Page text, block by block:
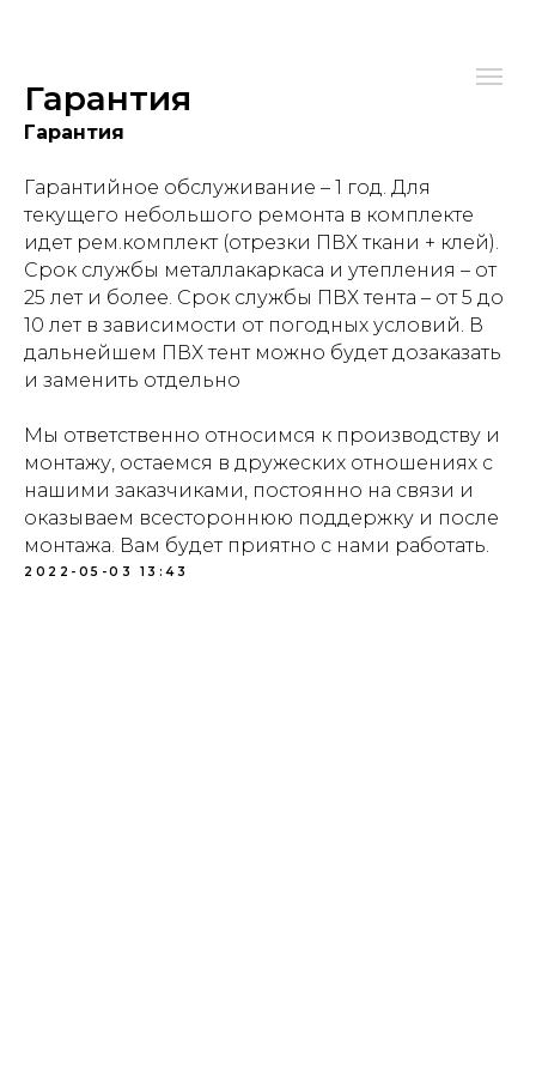
Гарантия
Гарантия
Гарантийное обслуживание – 1 год. Для
текущего небольшого ремонта в комплекте
идет рем.комплект (отрезки ПВХ ткани + клей).
Срок службы металлакаркаса и утепления – от
25 лет и более. Срок службы ПВХ тента – от 5 до
10 лет в зависимости от погодных условий. В
дальнейшем ПВХ тент можно будет дозаказать
и заменить отдельно
Мы ответственно относимся к производству и
монтажу, остаемся в дружеских отношениях с
нашими заказчиками, постоянно на связи и
оказываем всестороннюю поддержку и после
монтажа. Вам будет приятно с нами работать.
2022-05-03 13:43